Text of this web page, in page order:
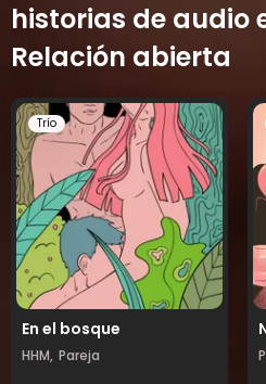
historias de audio
Relación abierta
En el bosque
Trío
HHM, Pareja